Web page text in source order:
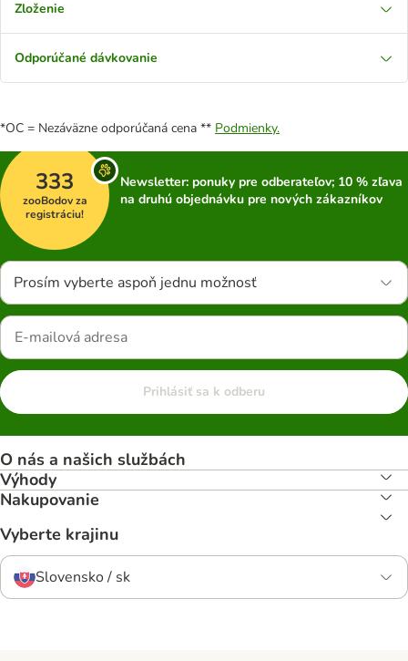
Zloženie
Odporúčané dávkovanie
*OC = Nezáväzne odporúčaná cena ** Podmienky.
333
zooBodov za
registráciu!
Newsletter: ponuky pre odberateľov; 10 % zľava
na druhú objednávku pre nových zákazníkov
Prosím vyberte aspoň jednu možnosť
Prihlásiť sa k odberu
O nás a našich službách
Výhody
Nakupovanie
Vyberte krajinu
Slovensko / sk